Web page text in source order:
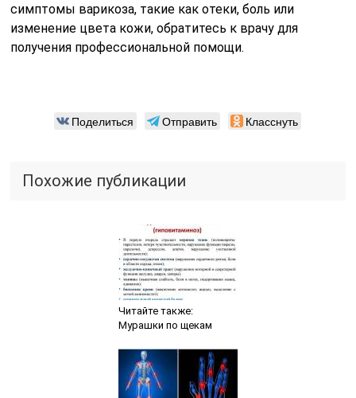
симптомы варикоза, такие как отеки, боль или
изменение цвета кожи, обратитесь к врачу для
получения профессиональной помощи.
Поделиться Отправить Класснуть
Похожие публикации
Читайте также:
Мурашки по щекам